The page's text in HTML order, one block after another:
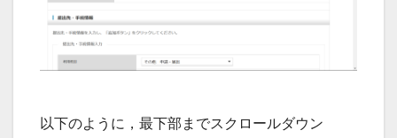
以下のように，最下部までスクロールダウン